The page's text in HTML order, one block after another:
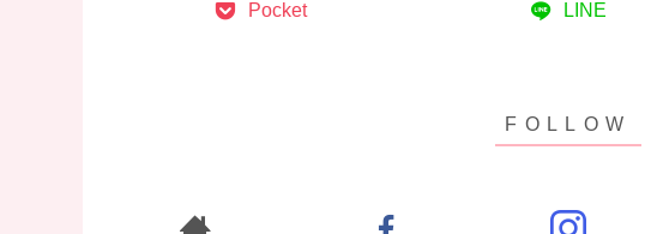
Pocket LINE